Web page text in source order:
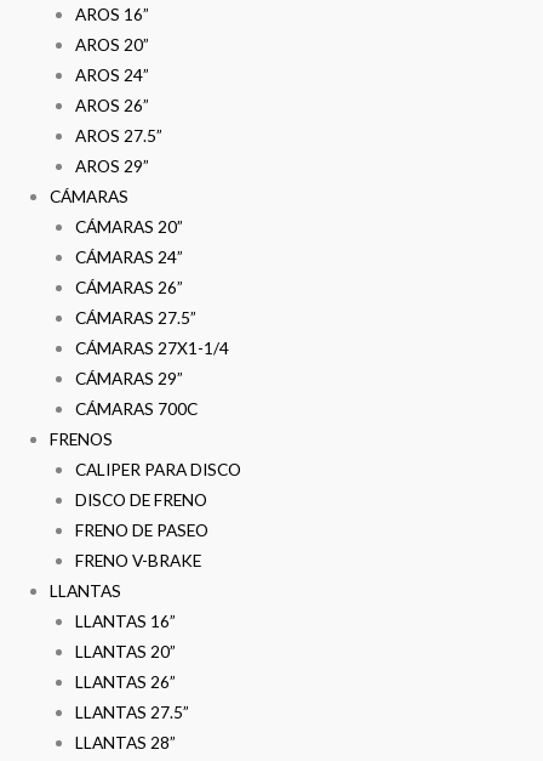
AROS 16”
AROS 20”
AROS 24”
AROS 26”
AROS 27.5”
AROS 29”
CÁMARAS
CÁMARAS 20”
CÁMARAS 24”
CÁMARAS 26”
CÁMARAS 27.5”
CÁMARAS 27X1-1/4
CÁMARAS 29”
CÁMARAS 700C
FRENOS
CALIPER PARA DISCO
DISCO DE FRENO
FRENO DE PASEO
FRENO V-BRAKE
LLANTAS
LLANTAS 16”
LLANTAS 20”
LLANTAS 26”
LLANTAS 27.5”
LLANTAS 28”